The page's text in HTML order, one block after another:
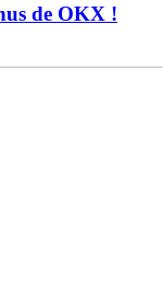
de OKX !